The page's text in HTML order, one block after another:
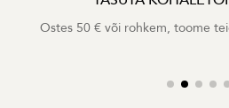
Ostes 50 € või rohkem, toome